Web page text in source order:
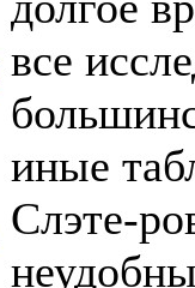
все
иные
Слэте-